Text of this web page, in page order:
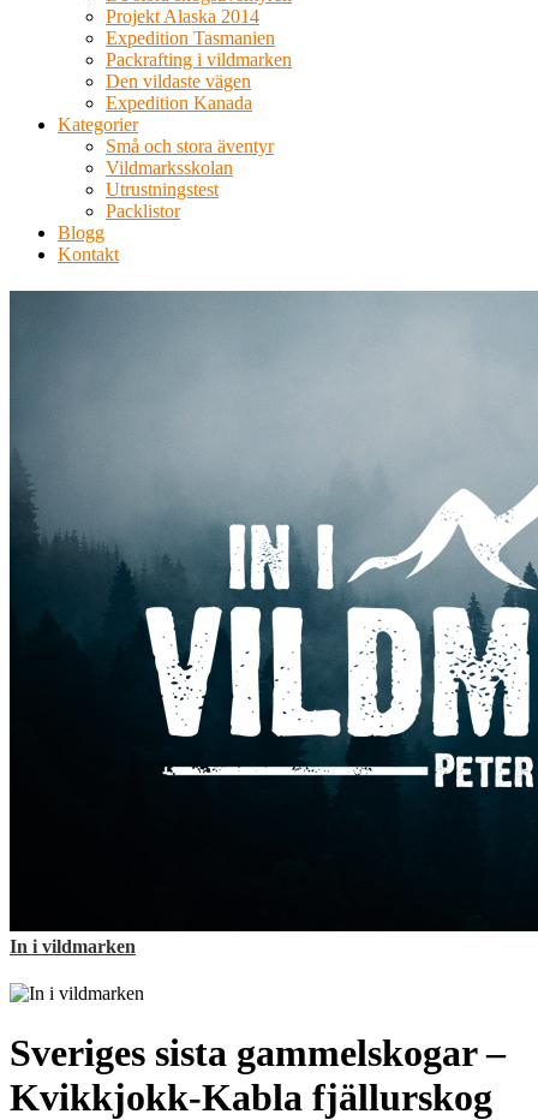
Projekt Alaska 2014
Expedition Tasmanien
Packrafting i vildmarken
Den vildaste vägen
Expedition Kanada
Kategorier
Små och stora äventyr
Vildmarksskolan
Utrustningstest
Packlistor
Blogg
Kontakt
In i vildmarken
Sveriges sista gammelskogar –
Kvikkjokk-Kabla fjällurskog